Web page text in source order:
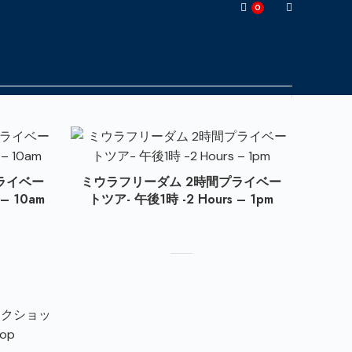
0
イベー
10am
ミウラフリーダム 2時間プライベー
トツア- 午後1時 -2 Hours – 1pm